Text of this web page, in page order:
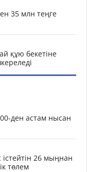
35 млн теңге
құю бекетіне
ден астам нысан
26 мыңнан
төлем